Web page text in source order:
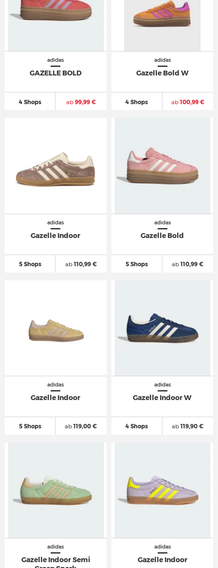
adidas
GAZELLE BOLD
4 Shops ab99,99 €
adidas
Gazelle Bold W
4 Shops ab100,99 €
adidas
Gazelle Indoor
5 Shops ab110,99 €
adidas
Gazelle Bold
5 Shops ab110,99 €
adidas
Gazelle Indoor
5 Shops ab119,00 €
adidas
Gazelle Indoor W
4 Shops ab119,90 €
adidas
Gazelle Indoor Semi
adidas
Gazelle Indoor